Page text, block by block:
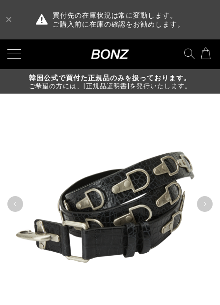
買付先の在庫状況は常に変動します。
ご購入前に在庫の確認をお勧めします。
韓国公式で買付た正規品のみを扱っております。
ご希望の方には、[正規品証明書]を発行いたします。